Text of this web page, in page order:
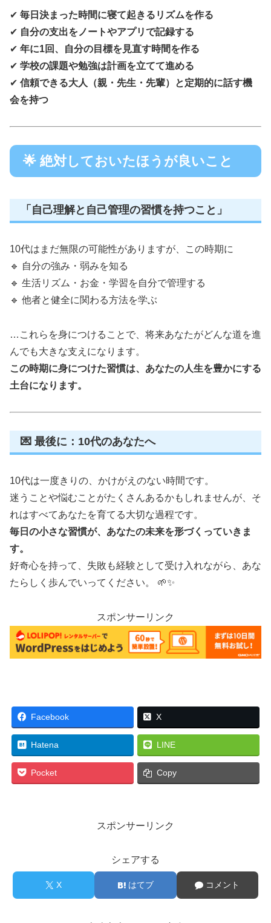
✔ 毎日決まった時間に寝て起きるリズムを作る
✔ 自分の支出をノートやアプリで記録する
✔ 年に1回、自分の目標を見直す時間を作る
✔ 学校の課題や勉強は計画を立てて進める
✔ 信頼できる大人（親・先生・先輩）と定期的に話す機
会を持つ
🌟 絶対しておいたほうが良いこと
「自己理解と自己管理の習慣を持つこと」
10代はまだ無限の可能性がありますが、この時期に
🔹 自分の強み・弱みを知る
🔹 生活リズム・お金・学習を自分で管理する
🔹 他者と健全に関わる方法を学ぶ
…これらを身につけることで、将来あなたがどんな道を進
んでも大きな支えになります。
この時期に身につけた習慣は、あなたの人生を豊かにする
土台になります。
💌 最後に：10代のあなたへ
10代は一度きりの、かけがえのない時間です。
迷うことや悩むことがたくさんあるかもしれませんが、そ
れはすべてあなたを育てる大切な過程です。
毎日の小さな習慣が、あなたの未来を形づくっていきま
す。
好奇心を持って、失敗も経験として受け入れながら、あな
たらしく歩んでいってください。 🌱✨
スポンサーリンク
Facebook X
Hatena LINE
Pocket Copy
スポンサーリンク
シェアする
X はてブ コメント